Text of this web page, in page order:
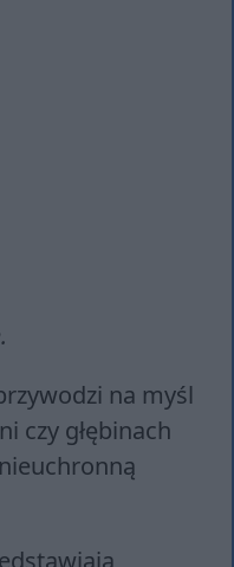
na myśl
czy głębinach